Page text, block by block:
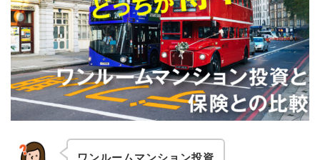
ワンルームマンション投資